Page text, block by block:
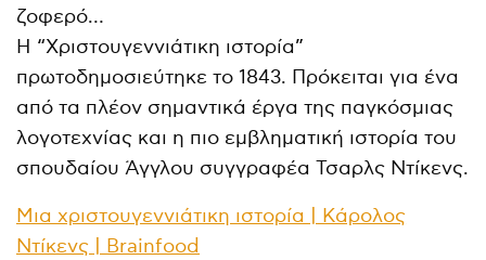
ζοφερό…
Η “Χριστουγεννιάτικη ιστορία”
πρωτοδημοσιεύτηκε το 1843. Πρόκειται για ένα
από τα πλέον σημαντικά έργα της παγκόσμιας
λογοτεχνίας και η πιο εμβληματική ιστορία του
σπουδαίου Άγγλου συγγραφέα Τσαρλς Ντίκενς.
Μια xριστουγεννιάτικη ιστορία | Κάρολος
Ντίκενς | Brainfood